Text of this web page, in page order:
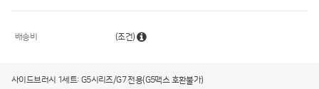
배송비 (조건)
사이드브러시 1세트: G5시리즈/G7 전용(G5맥스 호환불가)